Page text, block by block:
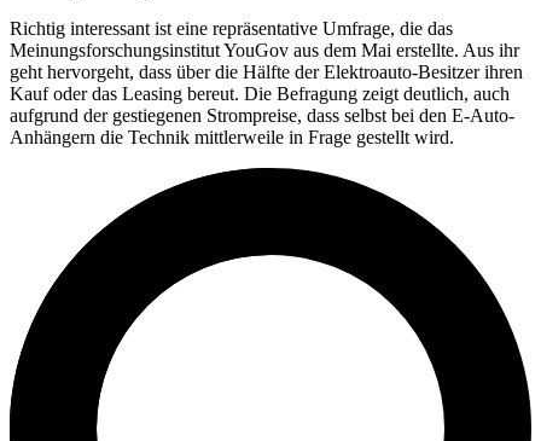
Richtig interessant ist eine repräsentative Umfrage, die das
Meinungsforschungsinstitut YouGov aus dem Mai erstellte. Aus ihr
geht hervorgeht, dass über die Hälfte der Elektroauto-Besitzer ihren
Kauf oder das Leasing bereut. Die Befragung zeigt deutlich, auch
aufgrund der gestiegenen Strompreise, dass selbst bei den E-Auto-
Anhängern die Technik mittlerweile in Frage gestellt wird.